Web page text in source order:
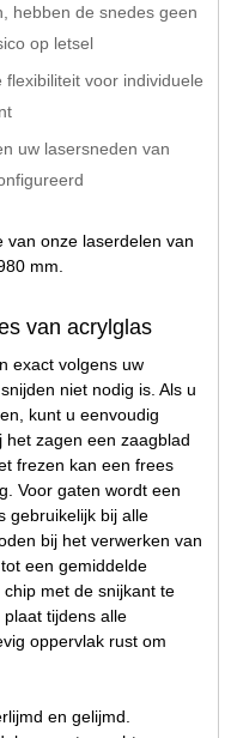
hebben de snedes geen
op letsel
voor individuele
uw lasersneden van
van onze laserdelen van
mm.
van acrylglas
exact volgens uw
niet nodig is. Als u
kunt u eenvoudig
zagen een zaagblad
frezen kan een frees
Voor gaten wordt een
gebruikelijk bij alle
bij het verwerken van
een gemiddelde
met de snijkant te
tijdens alle
oppervlak rust om
en gelijmd.